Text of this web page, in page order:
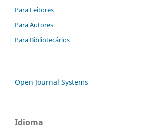
Para Leitores
Para Autores
Para Bibliotecários
Open Journal Systems
Idioma